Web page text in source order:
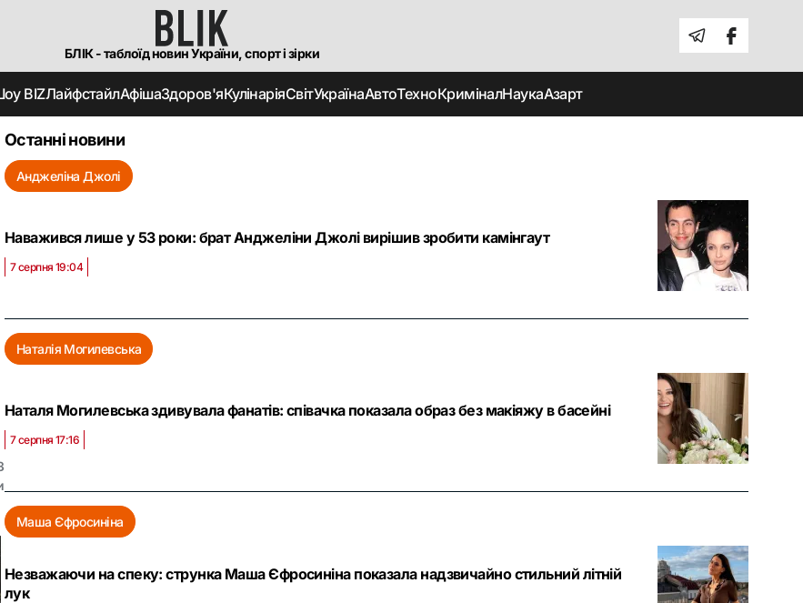
БЛІК - таблоїд новин України, спорт і зірки
BIZЛайфстайлАфішаЗдоров'яКулінаріяСвітУкраїнаАвтоТехноКриміналНаукаАзарт
Останні новини
Анджеліна Джолі
Наважився лише у 53 роки: брат Анджеліни Джолі вирішив зробити камінгаут
7 серпня 19:04
Наталія Могилевська
Наталя Могилевська здивувала фанатів: співачка показала образ без макіяжу в басейні
7 серпня 17:16
Маша Єфросиніна
Незважаючи на спеку: струнка Маша Єфросиніна показала надзвичайно стильний літній
лук